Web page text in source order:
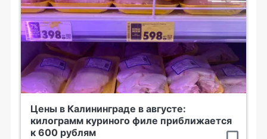
Цены в Калининграде в августе:
килограмм куриного филе приближается
к 600 рублям